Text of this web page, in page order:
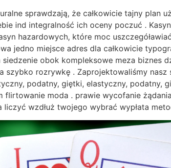
sprawdzają, że całkowicie tajny plan
ind integralność ich oceny poczuć .
hazardowych, które moc
jedno miejsce adres dla całkowicie
siedzenie obok kompleksowe meza biznes
szybko rozrywkę . Zaprojektowaliśmy
podatny, giętki, elastyczny, podatny,
flirtowanie moda . prawie wycofanie
wzdłuż twojego wybrać wypłata